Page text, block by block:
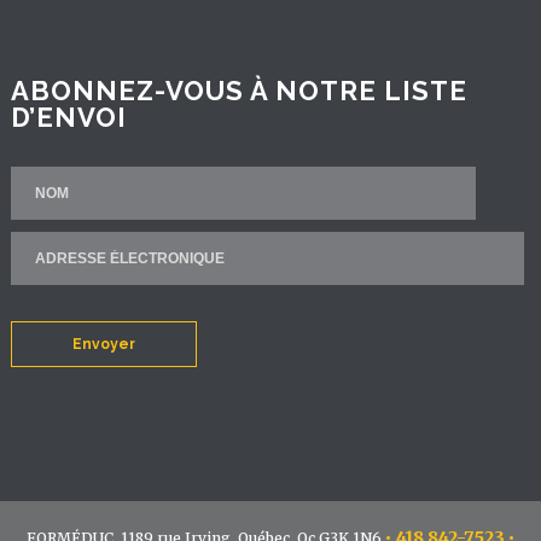
ABONNEZ-VOUS À NOTRE LISTE
D’ENVOI
Envoyer